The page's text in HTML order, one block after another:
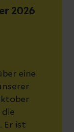
2026
eine
die
Er ist